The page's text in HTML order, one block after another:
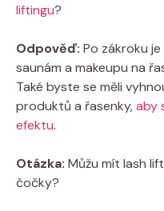
liftingu?
Odpověď: Po zákroku
saunám a makeupu na
Také byste se měli
produktů a řasenky,aby
efektu.
Otázka: Můžu mít lash
čočky?